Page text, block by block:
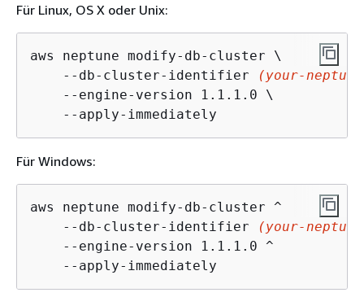
Für Linux, OS X oder Unix:
aws neptune modify-db-cluster \
    --db-cluster-identifier
(your-
    --engine-version 1.1.1.0 \
    --apply-immediately
Für Windows:
aws neptune modify-db-cluster ^
    --db-cluster-identifier
(your-
    --engine-version 1.1.1.0 ^
    --apply-immediately